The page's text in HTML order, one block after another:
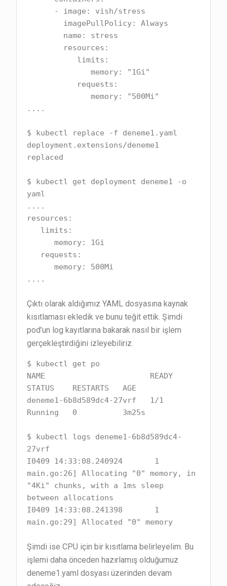
              memory: "1Gi"
              memory: "500Mi"
....
$ kubectl replace -f deneme1.yaml
deployment.extensions/deneme1
replaced
$ kubectl get deployment deneme1 -o
yaml
....
resources:
      memory: 1Gi
      memory: 500Mi
....
Çıktı olarak aldığımız YAML dosyasına kaynak
kısıtlaması ekledik ve bunu teğit ettik. Şimdi
pod’un log kayıtlarına bakarak nasıl bir işlem
gerçekleştirdiğini izleyebiliriz.
$ kubectl get po
NAME                       READY
STATUS    RESTARTS   AGE
deneme1-6b8d589dc4-27vrf   1/1
Running   0          3m25s
$ kubectl logs deneme1-6b8d589dc4-
27vrf
I0409 14:33:08.240924       1
main.go:26] Allocating "0" memory, in
"4Ki" chunks, with a 1ms sleep
between allocations
I0409 14:33:08.241398       1
main.go:29] Allocated "0" memory
Şimdi ise CPU için bir kısıtlama belirleyelim. Bu
işlemi daha önceden hazırlamış olduğumuz
deneme1.yaml dosyası üzerinden devam